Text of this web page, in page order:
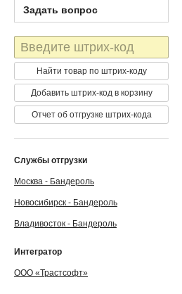
Задать вопрос
Штрих-
код
Найти товар по штрих-коду
Добавить штрих-код в корзину
Отчет об отгрузке штрих-кода
Службы отгрузки
Москва - Бандероль
Новосибирск - Бандероль
Владивосток - Бандероль
Интегратор
ООО «Трастсофт»